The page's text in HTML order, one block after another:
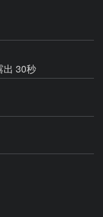
出 30秒